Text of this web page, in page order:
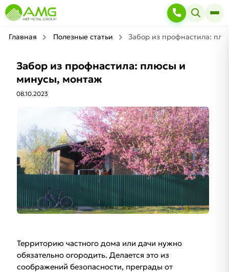
Главная Полезные статьи Забор из профнастила:
Забор из профнастила: плюсы и
минусы, монтаж
08.10.2023
Территорию частного дома или дачи нужно
обязательно огородить. Делается это из
соображений безопасности, преграды от